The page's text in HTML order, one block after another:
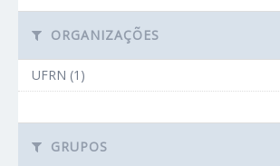
ORGANIZAÇÕES
UFRN (1)
GRUPOS